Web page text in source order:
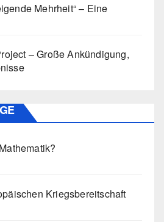
Mehrheit“ – Eine
– Große Ankündigung,
Kriegsbereitschaft